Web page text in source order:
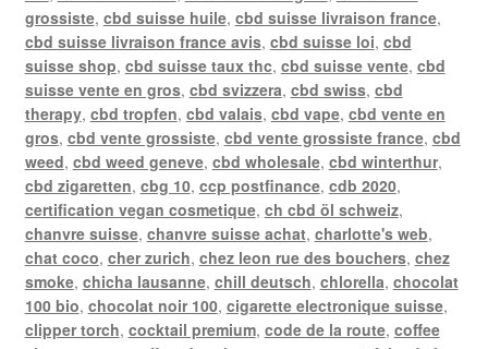
grossiste, cbd suisse huile, cbd suisse livraison france,
cbd suisse livraison france avis, cbd suisse loi, cbd
suisse shop, cbd suisse taux thc, cbd suisse vente, cbd
suisse vente en gros, cbd svizzera, cbd swiss, cbd
therapy, cbd tropfen, cbd valais, cbd vape, cbd vente en
gros, cbd vente grossiste, cbd vente grossiste france, cbd
weed, cbd weed geneve, cbd wholesale, cbd winterthur,
cbd zigaretten, cbg 10, ccp postfinance, cdb 2020,
certification vegan cosmetique, ch cbd öl schweiz,
chanvre suisse, chanvre suisse achat, charlotte's web,
chat coco, cher zurich, chez leon rue des bouchers, chez
smoke, chicha lausanne, chill deutsch, chlorella, chocolat
100 bio, chocolat noir 100, cigarette electronique suisse,
clipper torch, cocktail premium, code de la route, coffee